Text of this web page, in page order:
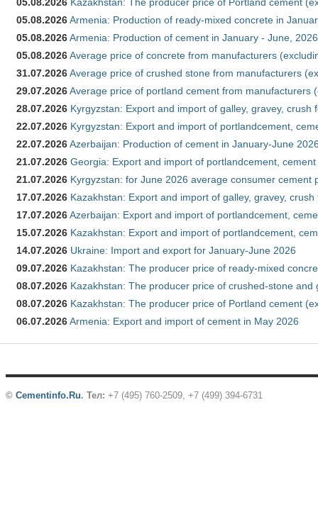
05.08.2026Armenia: Production of ready-mixed concrete in
05.08.2026Armenia: Production of cement in January - June, 2026
05.08.2026Average price of concrete from manufacturers
31.07.2026Average price of crushed stone from manufacturers
29.07.2026Average price of portland cement from manufacturers
28.07.2026 Kyrgyzstan: Export and import of galley, gravey,
22.07.2026 Kyrgyzstan: Export and import of portlandcement,
22.07.2026Azerbaijan: Production of cement in January-June
21.07.2026 Georgia: Export and import of portlandcement,
21.07.2026 Kyrgyzstan: for June 2026 average consumer cement
17.07.2026 Kazakhstan: Export and import of galley, gravey,
17.07.2026Azerbaijan: Export and import of portlandcement,
15.07.2026 Kazakhstan: Export and import of portlandcement,
14.07.2026 Ukraine: Import and export for January-June 2026
09.07.2026 Kazakhstan: The producer price of ready-mixed
08.07.2026 Kazakhstan: The producer price of crushed-stone and
08.07.2026 Kazakhstan: The producer price of Portland cement
06.07.2026Armenia: Export and import of cement in May 2026
© Cementinfo.Ru. Тел: +7 (495) 760-2509, +7 (499) 394-6731